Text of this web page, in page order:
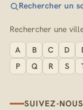
Rechercher un
Rechercher une
A B C D
P
Q R S
SUIVEZ-NOUS